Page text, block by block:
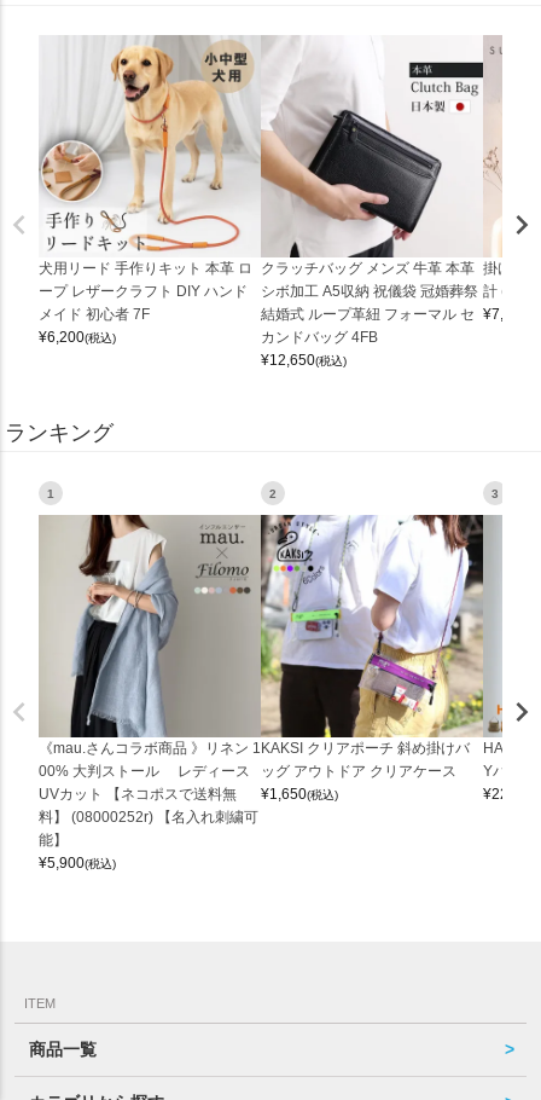
犬用リード 手作りキット 本革 ロ
ープ レザークラフト DIY ハンド
メイド 初心者 7F
¥6,200(税込)
クラッチバッグ メンズ 牛革 本革
シボ加工 A5収納 祝儀袋 冠婚葬祭
結婚式 ループ革紐 フォーマル セ
カンドバッグ 4FB
¥12,650(税込)
掛け時
計
¥7,150
ランキング
1
《mau.さんコラボ商品 》リネン 1
00% 大判ストール レディース
UVカット 【ネコポスで送料無
料】 (08000252r) 【名入れ刺繍可
能】
¥5,900(税込)
2
KAKSI クリアポーチ 斜め掛けバ
ッグ アウトドア クリアケース
¥1,650(税込)
3
Yバッグ
¥22,000
ITEM
商品一覧